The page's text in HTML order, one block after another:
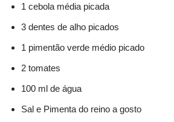
1 cebola média picada
3 dentes de alho picados
1 pimentão verde médio picado
2 tomates
100 ml de água
Sal e Pimenta do reino a gosto